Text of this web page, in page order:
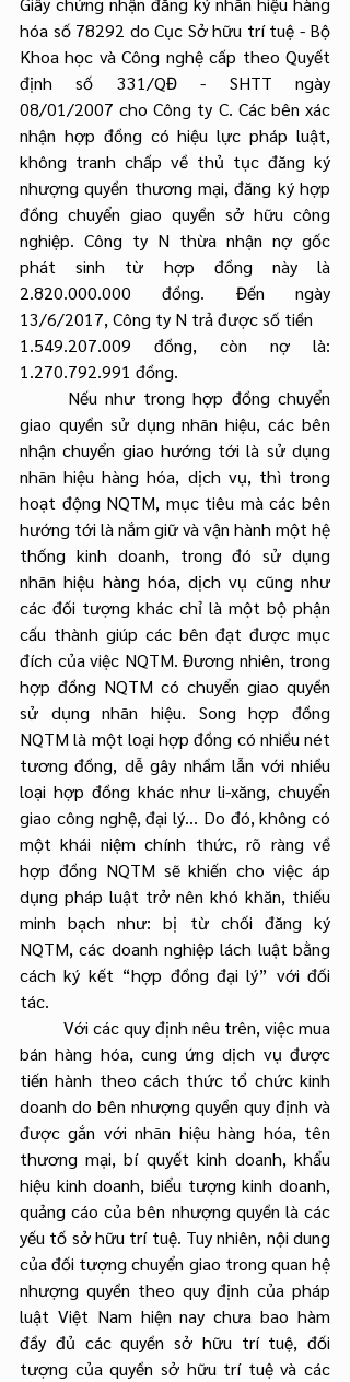
hóa số 78292 do Cục Sở hữu trí tuệ - Bộ
Khoa học và Công nghệ cấp theo Quyết
định số 331/QĐ - SHTT ngày
08/01/2007 cho Công ty C. Các bên xác
nhận hợp đồng có hiệu lực pháp luật,
không tranh chấp về thủ tục đăng ký
nhượng quyền thương mại, đăng ký hợp
đồng chuyển giao quyền sở hữu công
nghiệp. Công ty N thừa nhận nợ gốc
phát sinh từ hợp đồng này là
2.820.000.000 đồng. Đến ngày
13/6/2017, Công ty N trả được số tiền
1.549.207.009 đồng, còn nợ là:
1.270.792.991 đồng.
giao quyền sử dụng nhãn hiệu, các bên
nhận chuyển giao hướng tới là sử dụng
nhãn hiệu hàng hóa, dịch vụ, thì trong
hoạt động NQTM, mục tiêu mà các bên
hướng tới là nắm giữ và vận hành một hệ
thống kinh doanh, trong đó sử dụng
nhãn hiệu hàng hóa, dịch vụ cũng như
các đối tượng khác chỉ là một bộ phận
cấu thành giúp các bên đạt được mục
đích của việc NQTM. Đương nhiên, trong
hợp đồng NQTM có chuyển giao quyền
sử dụng nhãn hiệu. Song hợp đồng
NQTM là một loại hợp đồng có nhiều nét
tương đồng, dễ gây nhầm lẫn với nhiều
loại hợp đồng khác như li-xăng, chuyển
giao công nghệ, đại lý… Do đó, không có
một khái niệm chính thức, rõ ràng về
hợp đồng NQTM sẽ khiến cho việc áp
dụng pháp luật trở nên khó khăn, thiếu
minh bạch như: bị từ chối đăng ký
NQTM, các doanh nghiệp lách luật bằng
cách ký kết “hợp đồng đại lý” với đối
tác.
	Với các quy định nêu trên, việc mua
bán hàng hóa, cung ứng dịch vụ được
tiến hành theo cách thức tổ chức kinh
doanh do bên nhượng quyền quy định và
được gắn với nhãn hiệu hàng hóa, tên
thương mại, bí quyết kinh doanh, khẩu
hiệu kinh doanh, biểu tượng kinh doanh,
quảng cáo của bên nhượng quyền là các
yếu tố sở hữu trí tuệ. Tuy nhiên, nội dung
của đối tượng chuyển giao trong quan hệ
nhượng quyền theo quy định của pháp
luật Việt Nam hiện nay chưa bao hàm
đầy đủ các quyền sở hữu trí tuệ, đối
tượng của quyền sở hữu trí tuệ và các